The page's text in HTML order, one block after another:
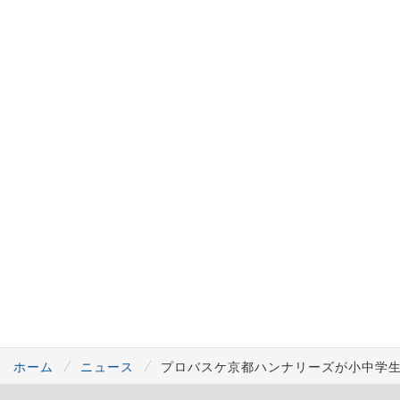
ホーム ニュース プロバスケ京都ハンナリーズが小中学